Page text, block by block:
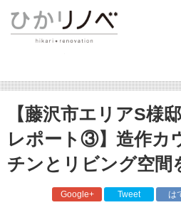
リノベーションのひかリノベ
【藤沢市エリアS様邸リノベーションレポー
【藤沢市エリアS様
レポート③】造作カ
チンとリビング空間
Google+ Tweet は